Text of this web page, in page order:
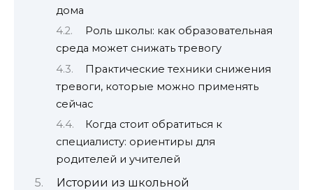
дома
Роль школы: как образовательная
среда может снижать тревогу
Практические техники снижения
тревоги, которые можно применять
сейчас
Когда стоит обратиться к
специалисту: ориентиры для
родителей и учителей
Истории из школьной